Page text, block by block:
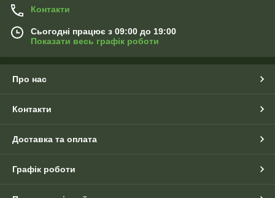
Контакти
Сьогодні працює з 09:00 до 19:00
Показати весь графік роботи
Про нас
Контакти
Доставка та оплата
Графік роботи